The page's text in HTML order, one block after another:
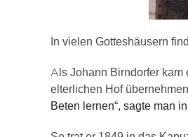
In vielen Gotteshäusern
A ls Johann Birndorfer
elterlichen Hof
Beten lernen“, sagte man